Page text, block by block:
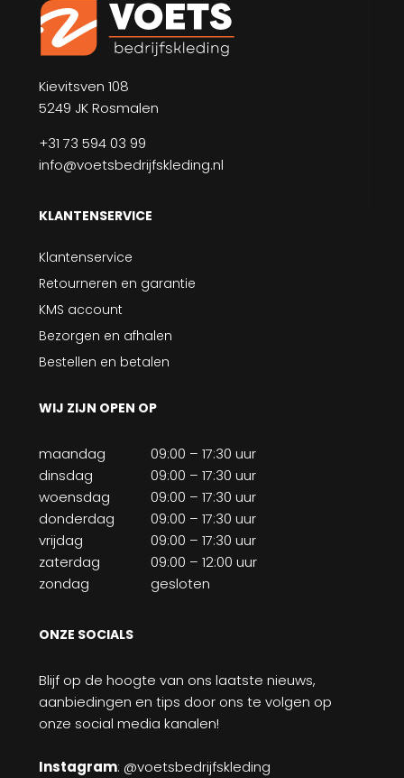
Kievitsven 108
5249 JK Rosmalen
+31 73 594 03 99
info@voetsbedrijfskleding.nl
KLANTENSERVICE
Klantenservice
Retourneren en garantie
KMS account
Bezorgen en afhalen
Bestellen en betalen
WIJ ZIJN OPEN OP
maandag
09:00 – 17:30 uur
dinsdag
09:00 – 17:30 uur
woensdag
09:00 – 17:30 uur
donderdag
09:00 – 17:30 uur
vrijdag
09:00 – 17:30 uur
zaterdag
09:00 – 12:00 uur
zondag
gesloten
ONZE SOCIALS
Blijf op de hoogte van ons laatste nieuws,
aanbiedingen en tips door ons te volgen op
onze social media kanalen!
Instagram: @voetsbedrijfskleding